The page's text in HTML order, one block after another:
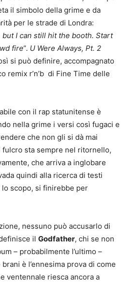
il simbolo della grime e da
per le strade di Londra:
but I can still hit the booth. Start
fire”. U Were Always, Pt. 2
si può definire, accompagnato
remix r’n’b di Fine Time delle
con il rap statunitense è
nella grime i versi così fugaci e
che non gli si dà mai
sta sempre nel ritornello,
che arriva a inglobare
quindi alla ricerca di testi
scopo, si finirebbe per
nessuno può accusarlo di
il Godfather, chi se non
– probabilmente l’ultimo –
è l’ennesima prova di come
ventennale riesca ancora a